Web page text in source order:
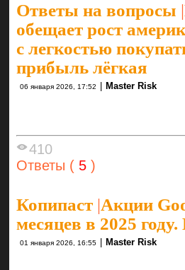
Ответы на вопросы |
обещает рост
с легкостью
прибыль лёгкая
06 января 2026, 17:52 Master Risk
410
Ответы ( 5 )
Копипаст |Акции
месяцев в 2025
01 января 2026, 16:55 | Master Risk